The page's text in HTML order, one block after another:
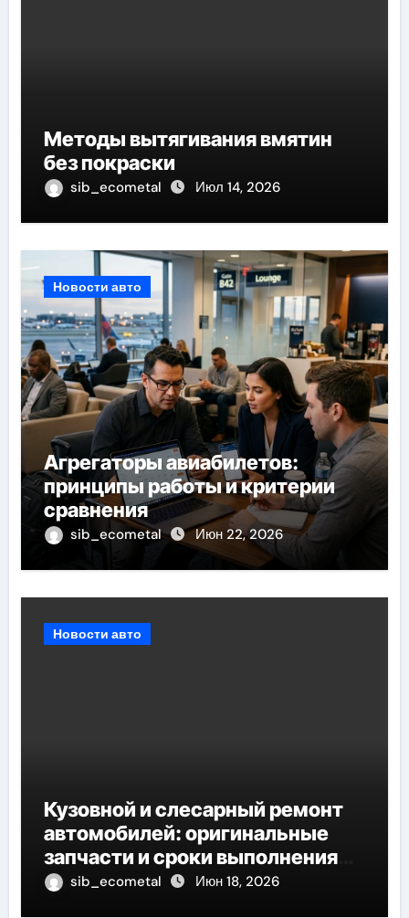
Методы вытягивания вмятин
без покраски
sib_ecometal Июл 14, 2026
Новости авто
Агрегаторы авиабилетов:
принципы работы и критерии
сравнения
sib_ecometal Июн 22, 2026
Новости авто
Кузовной и слесарный ремонт
автомобилей: оригинальные
запчасти и сроки выполнения
работ
sib_ecometal Июн 18, 2026